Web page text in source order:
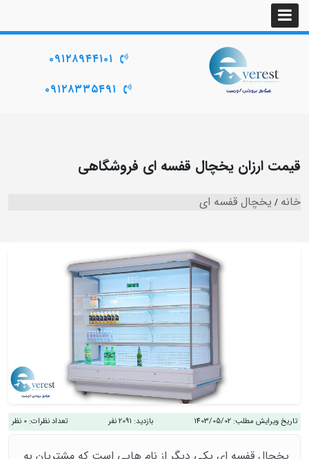
۰۹۱۲۸۹۴۴۱۰۱
۰۹۱۲۸۳۳۵۴۹۱
قیمت ارزان یخچال قفسه ای فروشگاهی
خانه یخچال قفسه ای
تاریخ ویرایش مطلب: 1403/05/02 بازدید: 2091 نفر تعداد نظرات: 0 نظر